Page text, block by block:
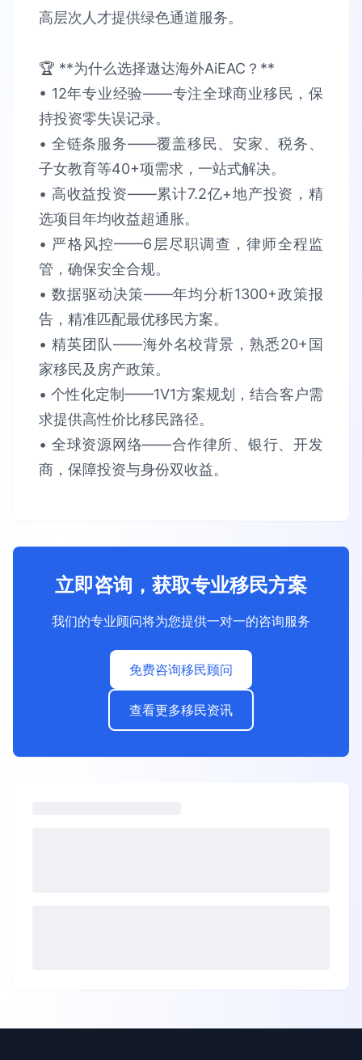
高层次人才提供绿色通道服务。
🏆 **为什么选择遨达海外AiEAC？**​​
• 12年专业经验​​——专注全球商业移民，保
持​​投资零失误​​记录。
• 全链条服务​​——覆盖移民、安家、税务、
子女教育等40+项需求，​​一站式解决​​。​​
• 高收益投资​​——累计​​7.2亿+​​地产投资，精
选项目​​年均收益超通胀​​。​​
• 严格风控​​——6层尽职调查，律师全程监
管，确保​​安全合规​​。​​
• 数据驱动决策​​——年均分析​​1300+政策报
告​​，精准匹配最优移民方案。​​
• 精英团队​​——海外名校背景，熟悉​​20+国
家​​移民及房产政策。​​
• 个性化定制​​——1V1方案规划，结合客户需
求提供​​高性价比​​移民路径。​​
• 全球资源网络​​——合作律所、银行、开发
商，保障​​投资与身份双收益​​。
立即咨询，获取专业移民方案
我们的专业顾问将为您提供一对一的咨询服务
免费咨询移民顾问
查看更多移民资讯